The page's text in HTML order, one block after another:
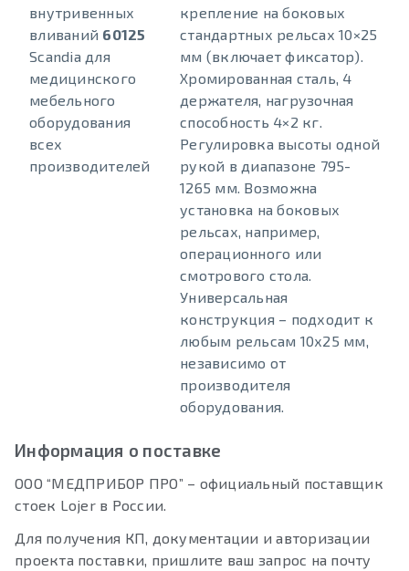
внутривенных
вливаний 60125
Scandia для
медицинского
мебельного
оборудования
всех
производителей
крепление на боковых
стандартных рельсах 10×25
мм (включает фиксатор).
Хромированная сталь, 4
держателя, нагрузочная
способность 4×2 кг.
Регулировка высоты одной
рукой в диапазоне 795-
1265 мм. Возможна
установка на боковых
рельсах, например,
операционного или
смотрового стола.
Универсальная
конструкция – подходит к
любым рельсам 10х25 мм,
независимо от
производителя
оборудования.
Информация о поставке
ООО “МЕДПРИБОР ПРО” – официальный поставщик
стоек Lojer в России.
Для получения КП, документации и авторизации
проекта поставки, пришлите ваш запрос на почту